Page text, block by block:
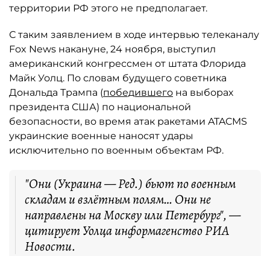
территории РФ этого не предполагает.
С таким заявлением в ходе интервью телеканалу
Fox News накануне, 24 ноября, выступил
американский конгрессмен от штата Флорида
Майк Уолц. По словам будущего советника
Дональда Трампа (победившего на выборах
президента США) по национальной
безопасности, во время атак ракетами ATACMS
украинские военные наносят удары
исключительно по военным объектам РФ.
"Они (Украина — Ред.) бьют по военным
складам и взлётным полям… Они не
направлены на Москву или Петербург", —
цитирует Уолца информагенство РИА
Новости.